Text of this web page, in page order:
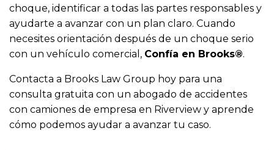
choque, identificar a todas las partes responsables y
ayudarte a avanzar con un plan claro. Cuando
necesites orientación después de un choque serio
con un vehículo comercial, Confía en Brooks®.
Contacta a Brooks Law Group hoy para una
consulta gratuita con un abogado de accidentes
con camiones de empresa en Riverview y aprende
cómo podemos ayudar a avanzar tu caso.